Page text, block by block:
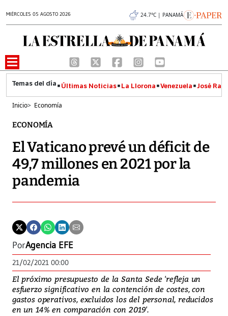
MIÉRCOLES 05 AGOSTO 2026 24.7°C | PANAMÁ
Últimas Noticias La Llorona Venezuela José
Inicio> Economía
ECONOMÍA
El Vaticano prevé un déficit de
49,7 millones en 2021 por la
pandemia
PorAgencia EFE
21/02/2021 00:00
El próximo presupuesto de la Santa Sede 'refleja un
esfuerzo significativo en la contención de costes, con
gastos operativos, excluidos los del personal, reducidos
en un 14% en comparación con 2019'.